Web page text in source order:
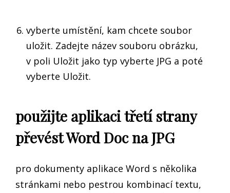
vyberte umístění, kam chcete soubor
uložit. Zadejte název souboru obrázku,
v poli Uložit jako typ vyberte JPG a poté
vyberte Uložit.
použijte aplikaci třetí strany
převést Word Doc na JPG
pro dokumenty aplikace Word s několika
stránkami nebo pestrou kombinací textu,